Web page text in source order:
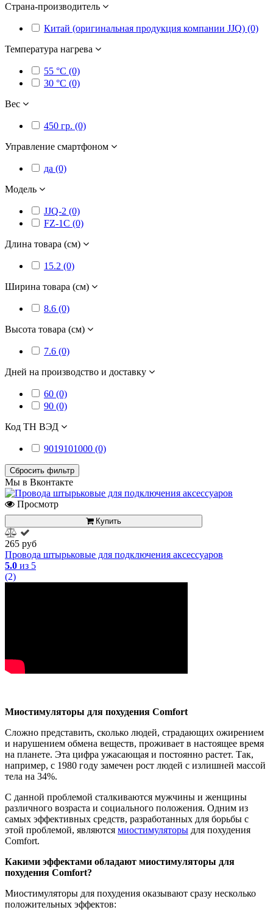
Страна-производитель
Китай (оригинальная продукция компании JJQ) (0)
Температура нагрева
55 °C (0)
30 °C (0)
Вес
450 гр. (0)
Управление смартфоном
да (0)
Модель
JJQ-2 (0)
FZ-1C (0)
Длина товара (см)
15.2 (0)
Ширина товара (см)
8.6 (0)
Высота товара (см)
7.6 (0)
Дней на производство и доставку
60 (0)
90 (0)
Код ТН ВЭД
9019101000 (0)
Сбросить фильтр
Мы в Вконтакте
Просмотр
Купить
265 руб
Провода штырьковые для подключения аксессуаров
5.0 из 5
(2)
Миостимуляторы для похудения Comfort
Сложно представить, сколько людей, страдающих ожирением
и нарушением обмена веществ, проживает в настоящее время
на планете. Эта цифра ужасающая и постоянно растет. Так,
например, с 1980 году замечен рост людей с излишней массой
тела на 34%.
С данной проблемой сталкиваются мужчины и женщины
различного возраста и социального положения. Одним из
самых эффективных средств, разработанных для борьбы с
этой проблемой, являются миостимуляторы для похудения
Comfort.
Какими эффектами обладают миостимуляторы для
похудения Comfort?
Миостимуляторы для похудения оказывают сразу несколько
положительных эффектов: